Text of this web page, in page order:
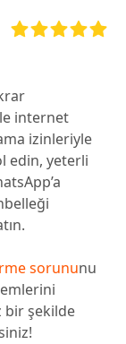
internet
izinleriyle
edin, yeterli
sorununu
bir şekilde